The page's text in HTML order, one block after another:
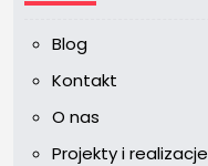
Blog
Kontakt
O nas
Projekty i realizacje